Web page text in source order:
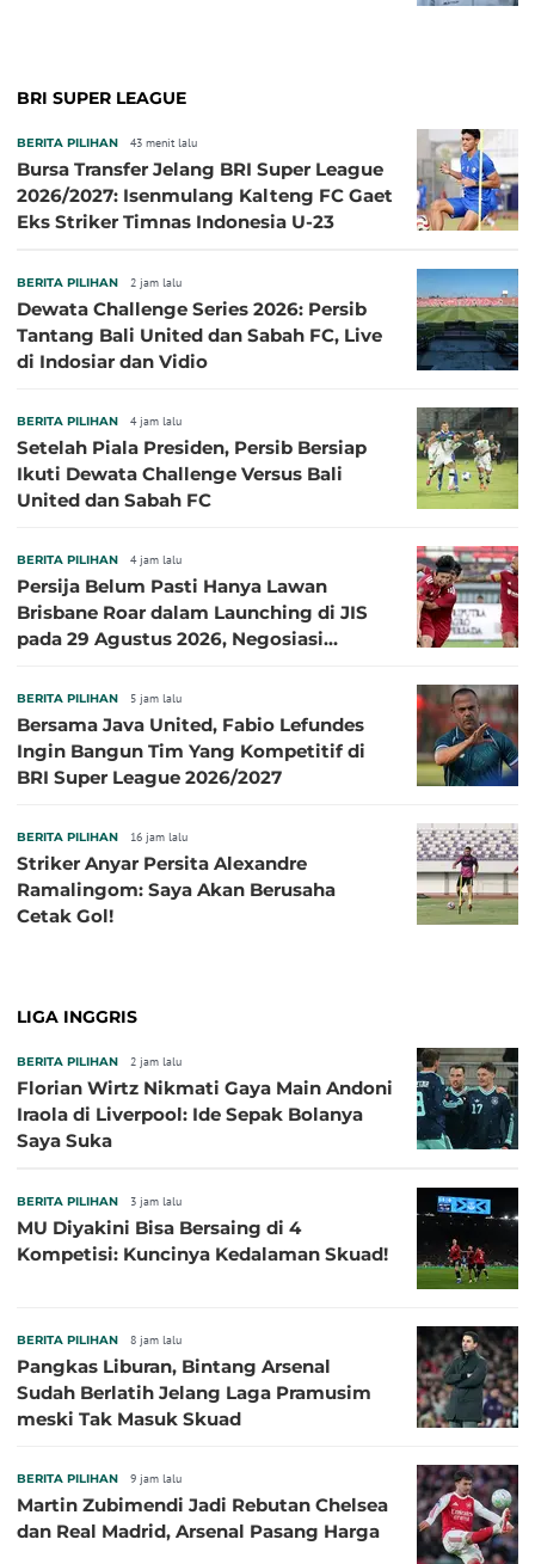
BRI SUPER LEAGUE
BERITA PILIHAN 43 menit lalu
Bursa Transfer Jelang BRI Super League
2026/2027: Isenmulang Kalteng FC Gaet
Eks Striker Timnas Indonesia U-23
BERITA PILIHAN 2 jam lalu
Dewata Challenge Series 2026: Persib
Tantang Bali United dan Sabah FC, Live
di Indosiar dan Vidio
BERITA PILIHAN 4 jam lalu
Setelah Piala Presiden, Persib Bersiap
Ikuti Dewata Challenge Versus Bali
United dan Sabah FC
BERITA PILIHAN 4 jam lalu
Persija Belum Pasti Hanya Lawan
Brisbane Roar dalam Launching di JIS
pada 29 Agustus 2026, Negosiasi
BERITA PILIHAN 5 jam lalu
Bersama Java United, Fabio Lefundes
Ingin Bangun Tim Yang Kompetitif di
BRI Super League 2026/2027
BERITA PILIHAN 16 jam lalu
Striker Anyar Persita Alexandre
Ramalingom: Saya Akan Berusaha
Cetak Gol!
LIGA INGGRIS
BERITA PILIHAN 2 jam lalu
Florian Wirtz Nikmati Gaya Main Andoni
Iraola di Liverpool: Ide Sepak Bolanya
Saya Suka
BERITA PILIHAN 3 jam lalu
MU Diyakini Bisa Bersaing di 4
Kompetisi: Kuncinya Kedalaman Skuad!
BERITA PILIHAN 8 jam lalu
Pangkas Liburan, Bintang Arsenal
Sudah Berlatih Jelang Laga Pramusim
meski Tak Masuk Skuad
BERITA PILIHAN 9 jam lalu
Martin Zubimendi Jadi Rebutan Chelsea
dan Real Madrid, Arsenal Pasang Harga